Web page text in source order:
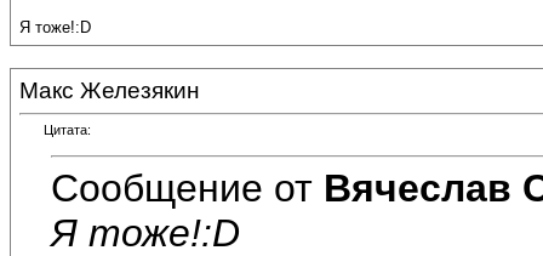
Я тоже!:D
Макс Железякин
Цитата:
Сообщение от Вячеслав
Я тоже!:D